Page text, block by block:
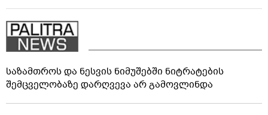
საზამთროს და ნესვის ნიმუშებში ნიტრატების
შემცველობაზე დარღვევა არ გამოვლინდა